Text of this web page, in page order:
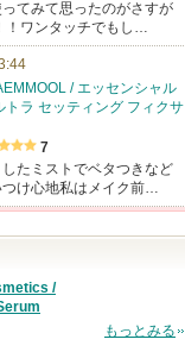
てみて思ったのがさすが
！ワンタッチでもし…
/ エッセンシャル
トラ セッティング フィクサ
7
たミストでベタつきなど
つけ心地私はメイク前…
/
もっとみる